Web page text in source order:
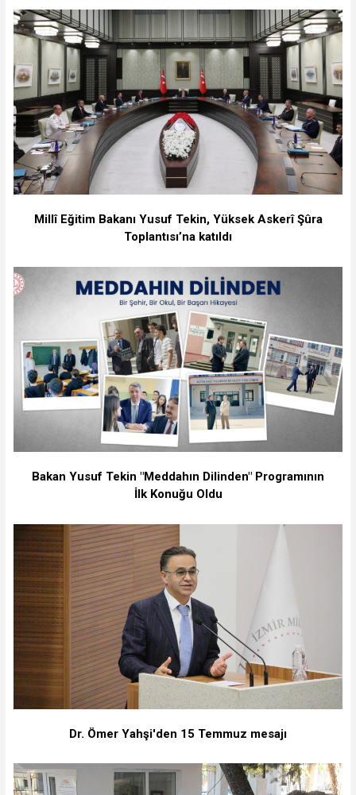
Millî Eğitim Bakanı Yusuf Tekin, Yüksek Askerî Şûra
Toplantısı’na katıldı
Bakan Yusuf Tekin "Meddahın Dilinden" Programının
İlk Konuğu Oldu
Dr. Ömer Yahşi'den 15 Temmuz mesajı